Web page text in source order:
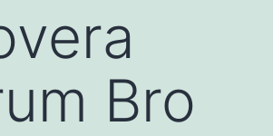
Bro